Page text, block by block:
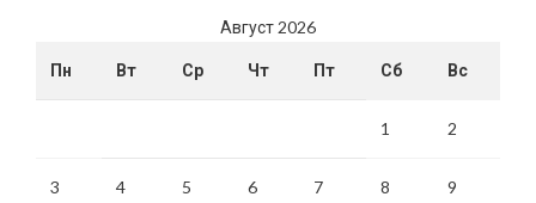
Август 2026
Пн Вт Ср Чт Пт Сб Вс
1 2
3 4 5 6 7 8 9